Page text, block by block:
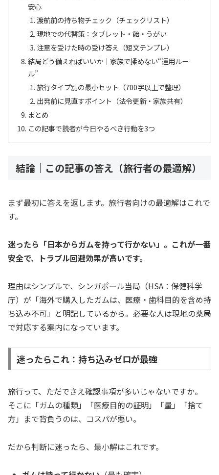
安心
渡航前の持ち物チェック（チェックリスト）
現地での代替策：タブレット・飴・うがい
注意を受けた時の受け答え（短文テンプレ）
結局どう備えればいいか｜家族で揉めない“運用ルー
ル”
旅行タイプ別の最小セット（700字以上で整理）
出発前に見直すポイント（法令更新・家族共有）
まとめ
この記事で読者が今日やるべき行動を3つ
結論｜この記事の答え（旅行者の最適解）
まず最初に答えを返します。旅行者向けの最適解はこれで
す。
迷ったら「日本からガムを持って行かない」。これが一番
安全で、トラブル回避効果が高いです。
理由はシンプルで、シンガポール当局（HSA：保健科学
庁）が「海外で購入したガムは、医療・歯科目的を含め持
ち込み不可」と明記しているから。必要な人は現地の薬局
で対応する案内になっています。
迷ったらこれ：持ち込みゼロが最強
旅行って、ただでさえ確認事項が多いじゃないですか。
そこに「ガムの種類」「医療目的の証明」「量」「捨て
方」まで背負うのは、コスパが悪い。
だから判断に迷ったら、最小解はこれです。